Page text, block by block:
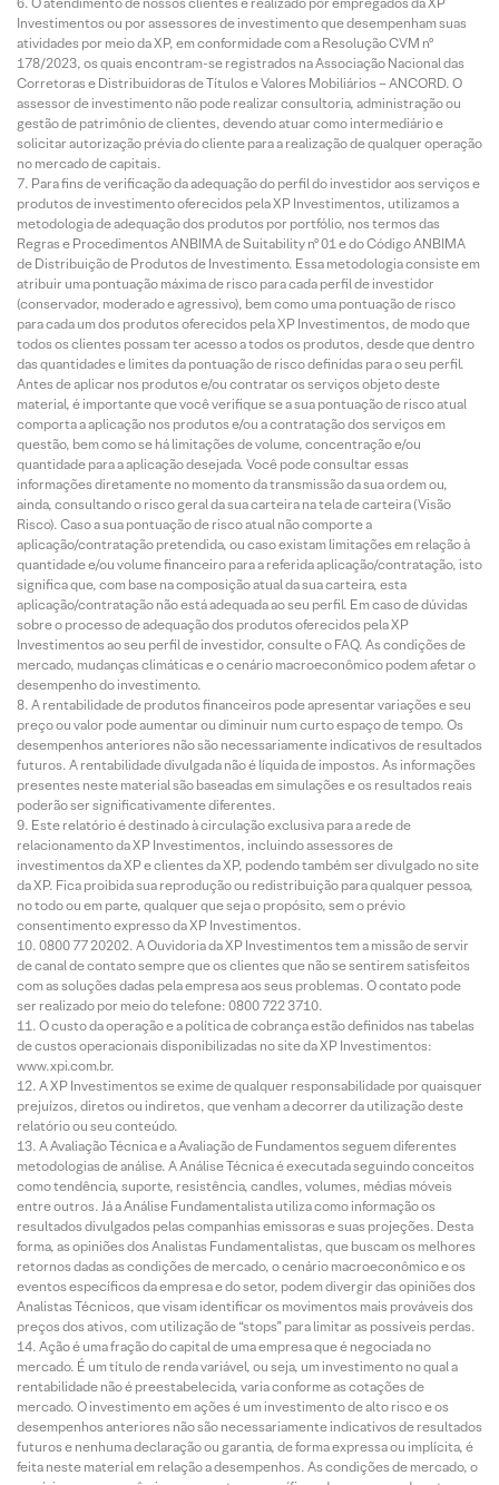
Investimentos ou por assessores de investimento que desempenham suas
atividades por meio da XP, em conformidade com a Resolução CVM nº
178/2023, os quais encontram-se registrados na Associação Nacional das
Corretoras e Distribuidoras de Títulos e Valores Mobiliários – ANCORD. O
assessor de investimento não pode realizar consultoria, administração ou
gestão de patrimônio de clientes, devendo atuar como intermediário e
solicitar autorização prévia do cliente para a realização de qualquer operação
no mercado de capitais.
Para fins de verificação da adequação do perfil do investidor aos serviços e
produtos de investimento oferecidos pela XP Investimentos, utilizamos a
metodologia de adequação dos produtos por portfólio, nos termos das
Regras e Procedimentos ANBIMA de Suitability nº 01 e do Código ANBIMA
de Distribuição de Produtos de Investimento. Essa metodologia consiste em
atribuir uma pontuação máxima de risco para cada perfil de investidor
(conservador, moderado e agressivo), bem como uma pontuação de risco
para cada um dos produtos oferecidos pela XP Investimentos, de modo que
todos os clientes possam ter acesso a todos os produtos, desde que dentro
das quantidades e limites da pontuação de risco definidas para o seu perfil.
Antes de aplicar nos produtos e/ou contratar os serviços objeto deste
material, é importante que você verifique se a sua pontuação de risco atual
comporta a aplicação nos produtos e/ou a contratação dos serviços em
questão, bem como se há limitações de volume, concentração e/ou
quantidade para a aplicação desejada. Você pode consultar essas
informações diretamente no momento da transmissão da sua ordem ou,
ainda, consultando o risco geral da sua carteira na tela de carteira (Visão
Risco). Caso a sua pontuação de risco atual não comporte a
aplicação/contratação pretendida, ou caso existam limitações em relação à
quantidade e/ou volume financeiro para a referida aplicação/contratação, isto
significa que, com base na composição atual da sua carteira, esta
aplicação/contratação não está adequada ao seu perfil. Em caso de dúvidas
sobre o processo de adequação dos produtos oferecidos pela XP
Investimentos ao seu perfil de investidor, consulte o FAQ. As condições de
mercado, mudanças climáticas e o cenário macroeconômico podem afetar o
desempenho do investimento.
A rentabilidade de produtos financeiros pode apresentar variações e seu
preço ou valor pode aumentar ou diminuir num curto espaço de tempo. Os
desempenhos anteriores não são necessariamente indicativos de resultados
futuros. A rentabilidade divulgada não é líquida de impostos. As informações
presentes neste material são baseadas em simulações e os resultados reais
poderão ser significativamente diferentes.
Este relatório é destinado à circulação exclusiva para a rede de
relacionamento da XP Investimentos, incluindo assessores de
investimentos da XP e clientes da XP, podendo também ser divulgado no site
da XP. Fica proibida sua reprodução ou redistribuição para qualquer pessoa,
no todo ou em parte, qualquer que seja o propósito, sem o prévio
consentimento expresso da XP Investimentos.
0800 77 20202. A Ouvidoria da XP Investimentos tem a missão de servir
de canal de contato sempre que os clientes que não se sentirem satisfeitos
com as soluções dadas pela empresa aos seus problemas. O contato pode
ser realizado por meio do telefone: 0800 722 3710.
O custo da operação e a política de cobrança estão definidos nas tabelas
de custos operacionais disponibilizadas no site da XP Investimentos:
www.xpi.com.br.
A XP Investimentos se exime de qualquer responsabilidade por quaisquer
prejuízos, diretos ou indiretos, que venham a decorrer da utilização deste
relatório ou seu conteúdo.
A Avaliação Técnica e a Avaliação de Fundamentos seguem diferentes
metodologias de análise. A Análise Técnica é executada seguindo conceitos
como tendência, suporte, resistência, candles, volumes, médias móveis
entre outros. Já a Análise Fundamentalista utiliza como informação os
resultados divulgados pelas companhias emissoras e suas projeções. Desta
forma, as opiniões dos Analistas Fundamentalistas, que buscam os melhores
retornos dadas as condições de mercado, o cenário macroeconômico e os
eventos específicos da empresa e do setor, podem divergir das opiniões dos
Analistas Técnicos, que visam identificar os movimentos mais prováveis dos
preços dos ativos, com utilização de “stops” para limitar as possíveis perdas.
Ação é uma fração do capital de uma empresa que é negociada no
mercado. É um título de renda variável, ou seja, um investimento no qual a
rentabilidade não é preestabelecida, varia conforme as cotações de
mercado. O investimento em ações é um investimento de alto risco e os
desempenhos anteriores não são necessariamente indicativos de resultados
futuros e nenhuma declaração ou garantia, de forma expressa ou implícita, é
feita neste material em relação a desempenhos. As condições de mercado, o